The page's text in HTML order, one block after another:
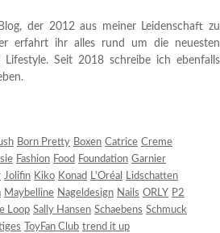
der 2012 aus meiner Leidenschaft zu
erfahrt ihr alles rund um die neuesten
Lifestyle. Seit 2018 schreibe ich ebenfalls
Born Pretty Boxen Catrice Creme
Fashion Food Foundation Garnier
Jolifin Kiko Konad L'Oréal
Lidschatten
Maybelline Nageldesign Nails ORLY P2
Loop Sally Hansen Schaebens Schmuck
ToyFan Club trend it up